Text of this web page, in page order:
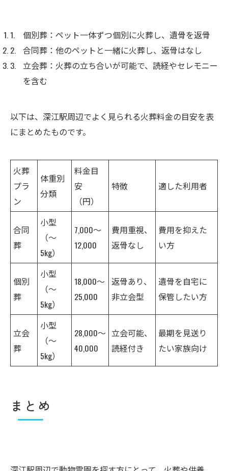
個別葬：ペット一体ずつ個別に火葬し、遺骨を返骨
合同葬：他のペットと一緒に火葬し、返骨はなし
立会葬：火葬の立ち合いが可能で、読経やセレモニー
を含む
以下は、深江駅周辺でよく見られる火葬料金の目安を表
にまとめたものです。
火葬
プラ
ン
体重別
分類
料金目
安
（円）
特徴 適した利用者
合同
葬
小型
（〜
5kg）
7,000〜
12,000
費用重視、
返骨なし
費用を抑えた
い方
個別
葬
小型
（〜
5kg）
18,000〜
25,000
返骨あり、
非立会型
遺骨を自宅に
保管したい方
立会
葬
小型
（〜
5kg）
28,000〜
40,000
立会可能、
読経付き
最期を見送り
たい家族向け
まとめ